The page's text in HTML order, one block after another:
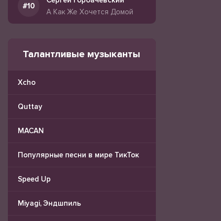
А Как Же Хочется Домой
Талантливые музыканты
Xcho
Quttay
MACAN
Популярные песни в мире ТикТок
Speed Up
Miyagi, Эндшпиль